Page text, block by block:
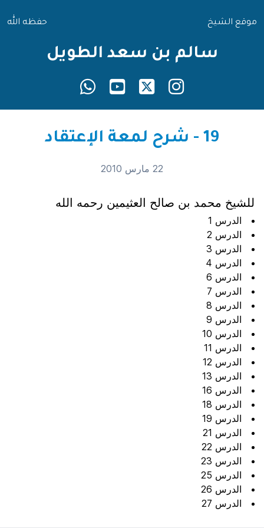
موقع الشيخ حفظه الله
سالم بن سعد الطويل
19 - شرح لمعة الإعتقاد
22 مارس 2010
للشيخ محمد بن صالح العثيمين رحمه الله
الدرس 1
الدرس 2
الدرس 3
الدرس 4
الدرس 6
الدرس 7
الدرس 8
الدرس 9
الدرس 10
الدرس 11
الدرس 12
الدرس 13
الدرس 16
الدرس 18
الدرس 19
الدرس 21
الدرس 22
الدرس 23
الدرس 25
الدرس 26
الدرس 27